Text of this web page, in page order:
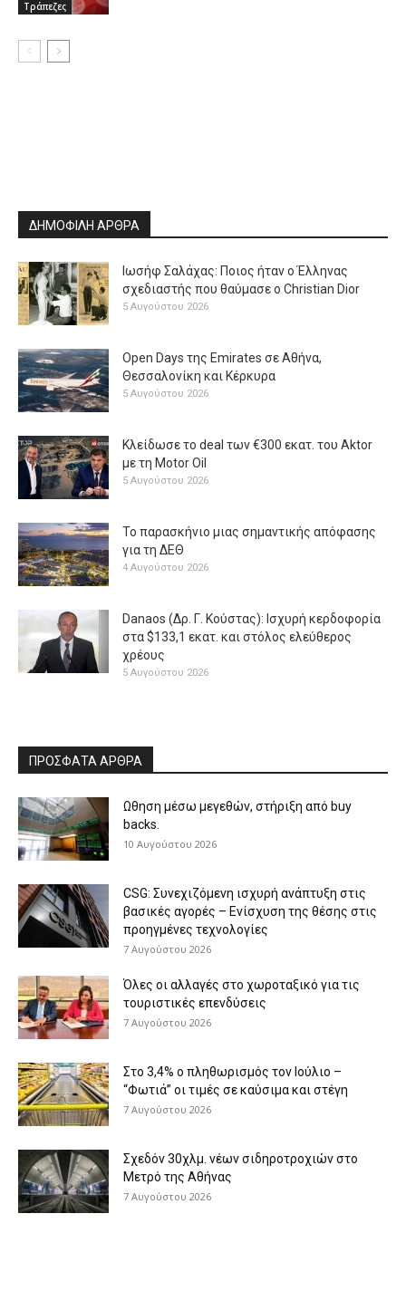
Τράπεζες
ΔΗΜΟΦΙΛΗ ΑΡΘΡΑ
Ιωσήφ Σαλάχας: Ποιος ήταν ο Έλληνας
σχεδιαστής που θαύμασε ο Christian Dior
5 Αυγούστου 2026
Open Days της Emirates σε Αθήνα,
Θεσσαλονίκη και Κέρκυρα
5 Αυγούστου 2026
Κλείδωσε το deal των €300 εκατ. του Aktor
με τη Μotor Oil
5 Αυγούστου 2026
Το παρασκήνιο μιας σημαντικής απόφασης
για τη ΔΕΘ
4 Αυγούστου 2026
Danaos (Δρ. Γ. Κούστας): Ισχυρή κερδοφορία
στα $133,1 εκατ. και στόλος ελεύθερος
χρέους
5 Αυγούστου 2026
ΠΡΟΣΦΑΤΑ ΑΡΘΡΑ
Ωθηση μέσω μεγεθών, στήριξη από buy
backs.
10 Αυγούστου 2026
CSG: Συνεχιζόμενη ισχυρή ανάπτυξη στις
βασικές αγορές – Ενίσχυση της θέσης στις
προηγμένες τεχνολογίες
7 Αυγούστου 2026
Όλες οι αλλαγές στο χωροταξικό για τις
τουριστικές επενδύσεις
7 Αυγούστου 2026
Στο 3,4% ο πληθωρισμός τον Ιούλιο –
“Φωτιά” οι τιμές σε καύσιμα και στέγη
7 Αυγούστου 2026
Σχεδόν 30χλμ. νέων σιδηροτροχιών στο
Μετρό της Αθήνας
7 Αυγούστου 2026